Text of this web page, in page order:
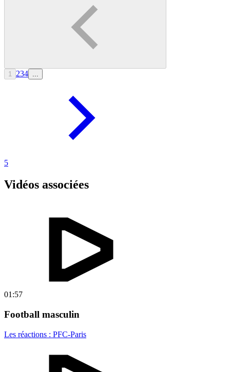
1 234 ...
5
Vidéos associées
01:57
Football masculin
Les réactions : PFC-Paris